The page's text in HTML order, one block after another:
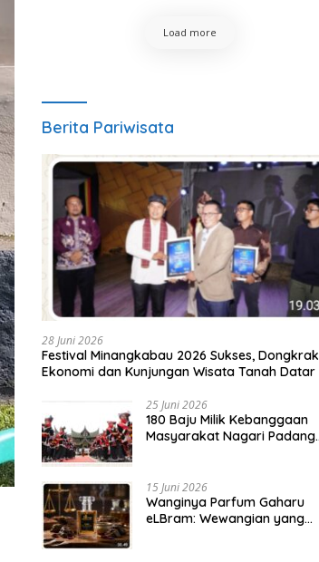
Load more
Berita Pariwisata
28 Juni 2026
Festival Minangkabau 2026 Sukses, Dongkrak
Ekonomi dan Kunjungan Wisata Tanah Datar
25 Juni 2026
180 Baju Milik Kebanggaan
Masyarakat Nagari Padang
Minangkabau
15 Juni 2026
Wanginya Parfum Gaharu
eLBram: Wewangian yang